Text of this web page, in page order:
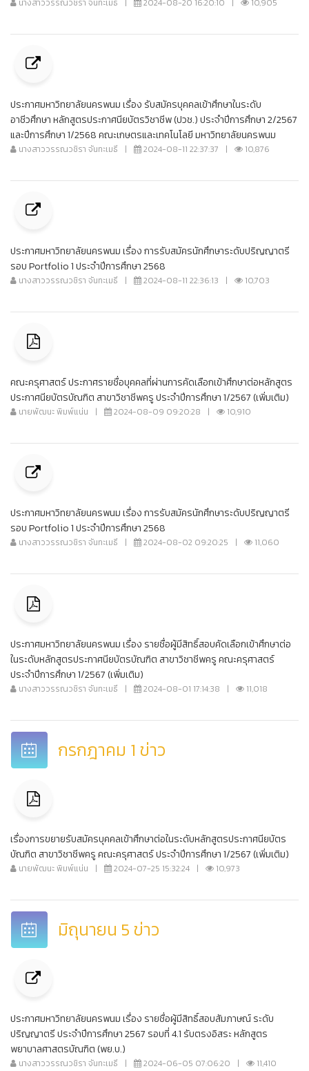
นางสาววรรณวชิรา จันทะเมธี 2024-08-20 16:20:10 10,905
ประกาศมหาวิทยาลัยนครพนม เรื่อง รับสมัครบุคคลเข้าศึกษาในระดับ
อาชีวศึกษา หลักสูตรประกาศนียบัตรวิชาชีพ (ปวช.) ประจำปีการศึกษา 2/2567
และปีการศึกษา 1/2568 คณะเกษตรและเทคโนโลยี มหาวิทยาลัยนครพนม
นางสาววรรณวชิรา จันทะเมธี | 2024-08-11 22:37:37 | 10,876
ประกาศมหาวิทยาลัยนครพนม เรื่อง การรับสมัครนักศึกษาระดับปริญญาตรี
รอบ Portfolio 1 ประจำปีการศึกษา 2568
นางสาววรรณวชิรา จันทะเมธี | 2024-08-11 22:36:13 | 10,703
คณะครุศาสตร์ ประกาศรายชื่อบุคคลที่ผ่านการคัดเลือกเข้าศึกษาต่อหลักสูตร
ประกาศนียบัตรบัณฑิต สาขาวิชาชีพครู ประจำปีการศึกษา 1/2567 (เพิ่มเติม)
นายพัฒนะ พิมพ์แน่น | 2024-08-09 09:20:28 | 10,910
ประกาศมหาวิทยาลัยนครพนม เรื่อง การรับสมัครนักศึกษาระดับปริญญาตรี
รอบ Portfolio 1 ประจำปีการศึกษา 2568
นางสาววรรณวชิรา จันทะเมธี | 2024-08-02 09:20:25 | 11,060
ประกาศมหาวิทยาลัยนครพนม เรื่อง รายชื่อผู้มีสิทธิ์สอบคัดเลือกเข้าศึกษาต่อ
ในระดับหลักสูตรประกาศนียบัตรบัณฑิต สาขาวิชาชีพครู คณะครุศาสตร์
ประจำปีการศึกษา 1/2567 (เพิ่มเติม)
นางสาววรรณวชิรา จันทะเมธี | 2024-08-01 17:14:38 | 11,018
กรกฎาคม 1 ข่าว
เรื่องการขยายรับสมัครบุคคลเข้าศึกษาต่อในระดับหลักสูตรประกาศนียบัตร
บัณฑิต สาขาวิชาชีพครู คณะครุศาสตร์ ประจำปีการศึกษา 1/2567 (เพิ่มเติม)
นายพัฒนะ พิมพ์แน่น | 2024-07-25 15:32:24 | 10,973
มิถุนายน 5 ข่าว
ประกาศมหาวิทยาลัยนครพนม เรื่อง รายชื่อผู้มีสิทธิ์สอบสัมภาษณ์ ระดับ
ปริญญาตรี ประจำปีการศึกษา 2567 รอบที่ 4.1 รับตรงอิสระ หลักสูตร
พยาบาลศาสตรบัณฑิต (พย.บ.)
นางสาววรรณวชิรา จันทะเมธี | 2024-06-05 07:06:20 | 11,410